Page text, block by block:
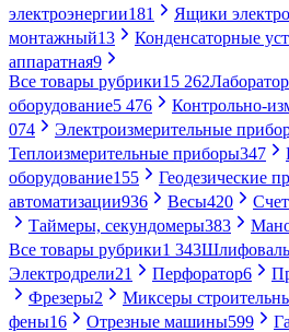
электроэнергии181 Ящики
монтажный13 Конденсаторные
аппаратная9
Все товары рубрики15 262
оборудование5 476 Контрольно-
074
Электроизмерительные
Теплоизмерительные приборы347
оборудование155 Геодезические
автоматизации936 Весы420
Таймеры, секундомеры383
Все товары рубрики1 343
Электродрели21 Перфоратор6
Фрезеры2 Миксеры
фены16 Отрезные машины599